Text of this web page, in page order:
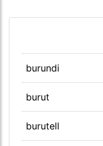
burundi
burut
burutell